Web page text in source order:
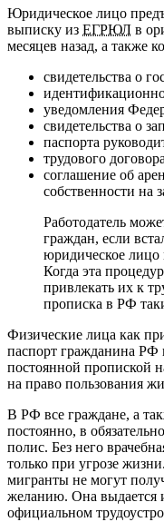
Юридическое лицо
выписку из ЕГРЮЛ в
месяцев назад, а также
свидетельства о
уведомления
свидетельства о
паспорта
трудового
соглашение об
собственности на
Работодатель
граждан, если
юридическое
Когда эта
привлекать их к
прописка в РФ
Физические лица как
паспорт гражданина РФ
постоянной пропиской
на право пользования
В РФ все граждане, а
постоянно, в
полис. Без него
только при угрозе
мигранты не могут
желанию. Она выдается
официальном